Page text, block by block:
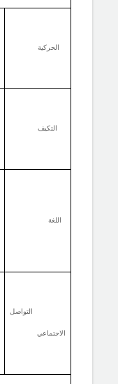
الحركية
التكيف
اللغة
التواصل
الاجتماعي